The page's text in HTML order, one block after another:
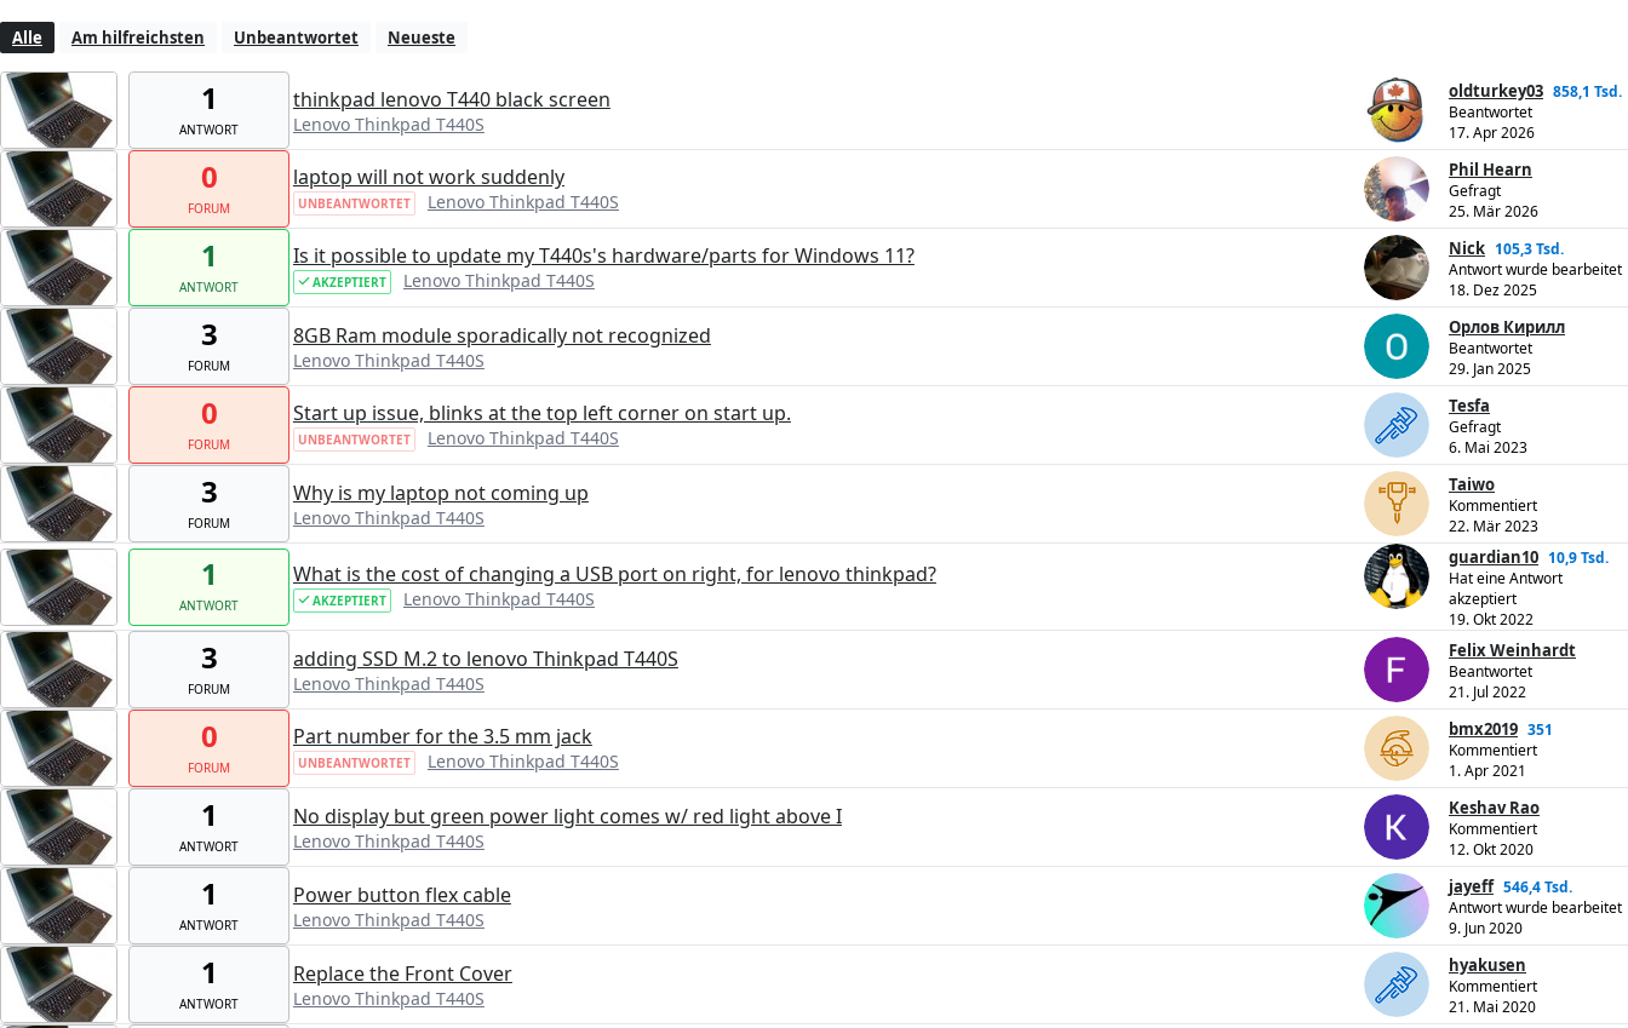
Alle Am hilfreichsten Unbeantwortet Neueste
1
ANTWORT
thinkpad lenovo T440 black screen
Lenovo Thinkpad T440S
oldturkey03 858,1 Tsd.
Beantwortet
17. Apr 2026
0
FORUM
laptop will not work suddenly
UNBEANTWORTET Lenovo Thinkpad T440S
Phil Hearn
Gefragt
25. Mär 2026
1
ANTWORT
Is it possible to update my T440s's hardware/parts for Windows 11?
AKZEPTIERT Lenovo Thinkpad T440S
Nick 105,3 Tsd.
Antwort wurde bearbeitet
18. Dez 2025
3
FORUM
8GB Ram module sporadically not recognized
Lenovo Thinkpad T440S
Орлов Кирилл
Beantwortet
29. Jan 2025
0
FORUM
Start up issue, blinks at the top left corner on start up.
UNBEANTWORTET Lenovo Thinkpad T440S
Tesfa
Gefragt
6. Mai 2023
3
FORUM
Why is my laptop not coming up
Lenovo Thinkpad T440S
Taiwo
Kommentiert
22. Mär 2023
1
ANTWORT
What is the cost of changing a USB port on right, for lenovo thinkpad?
AKZEPTIERT Lenovo Thinkpad T440S
guardian10 10,9 Tsd.
Hat eine Antwort
akzeptiert
19. Okt 2022
3
FORUM
adding SSD M.2 to lenovo Thinkpad T440S
Lenovo Thinkpad T440S
Felix Weinhardt
Beantwortet
21. Jul 2022
0
FORUM
Part number for the 3.5 mm jack
UNBEANTWORTET Lenovo Thinkpad T440S
bmx2019 351
Kommentiert
1. Apr 2021
1
ANTWORT
No display but green power light comes w/ red light above I
Lenovo Thinkpad T440S
Keshav Rao
Kommentiert
12. Okt 2020
1
ANTWORT
Power button flex cable
Lenovo Thinkpad T440S
jayeff 546,4 Tsd.
Antwort wurde bearbeitet
9. Jun 2020
1
ANTWORT
Replace the Front Cover
Lenovo Thinkpad T440S
hyakusen
Kommentiert
21. Mai 2020